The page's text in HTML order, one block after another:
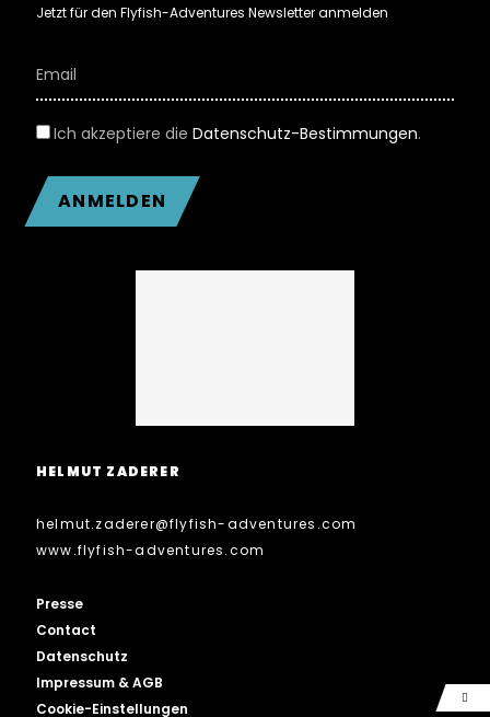
Jetzt für den Flyfish-Adventures Newsletter anmelden
Ich akzeptiere die Datenschutz-Bestimmungen.
ANMELDEN
HELMUT ZADERER
helmut.zaderer@flyfish-adventures.com
www.flyfish-adventures.com
Presse
Contact
Datenschutz
Impressum & AGB
Cookie-Einstellungen